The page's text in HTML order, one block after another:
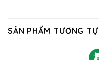
SẢN PHẨM TƯƠNG TỰ